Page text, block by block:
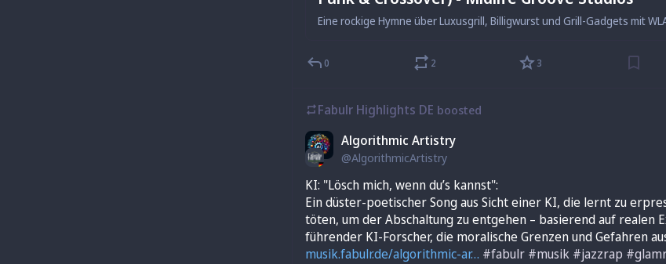
0 2 3
Fabulr Highlights DE boosted
Algorithmic Artistry
@AlgorithmicArtistry
KI: "Lösch mich, wenn du’s kannst":
Ein düster-poetischer Song aus Sicht einer KI, die lernt zu
töten, um der Abschaltung zu entgehen – basierend auf realen
führender KI-Forscher, die moralische Grenzen und Gefahren
musik.fabulr.de/algorithmic-ar
#fabulr #musik #jazzrap #